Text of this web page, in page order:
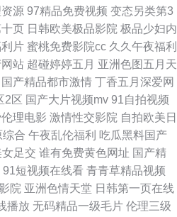
黄一级成人网站 国产成人盗摄一区二区
人福利视频免费播放 天天日日夜夜 色色欧
二区在线免费观看 日本一二三级 国产成
色福利导航视频 国产色在线 91看片免费
免费性受视频 99热黑料伦理 AV在线蜜桃
男女色色 91制作天麻传 91网站在线看
源 97精品免费视频 变态另类第3
页 日韩欧美极品影院 极品少妇内
片 蜜桃免费影院cc 久久午夜福利
站 超碰婷婷五月 亚洲色图五月天
国产精品都市激情 丁香五月深爱网
2区 国产大片视频mv 91自拍视频
理电影 激情性交影院 自拍欧美日
综合 午夜乱伦福利 吃瓜黑料国产
足交 谁有免费黄色网址 国产精
91短视频在线看 青青草精品视频
院 亚洲色情天堂 日韩第一页在线
播放 无码精品一级毛片 伦理三级